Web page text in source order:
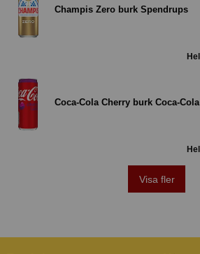
Champis Zero burk Spendrups
Coca-Cola Cherry burk Coca-
Visa fler